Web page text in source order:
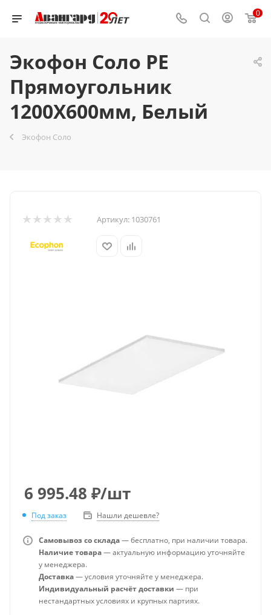
0
Экофон Соло PE
Прямоугольник
1200Х600мм, Белый
Экофон Соло
Артикул: 1030761
6 995.48 ₽/шт
Под заказ Нашли дешевле?
Самовывоз со склада— бесплатно, при наличии товара.
Наличие товара— актуальную информацию уточняйте
у менеджера.
Доставка— условия уточняйте у менеджера.
Индивидуальный расчёт доставки — при
нестандартных условиях и крупных партиях.